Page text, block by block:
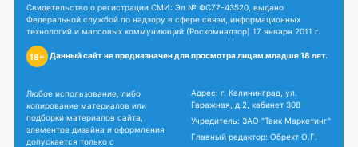
Свидетельство о регистрации СМИ: Эл № ФС77-43520, выдано
Федеральной службой по надзору в сфере связи, информационных
технологий и массовых коммуникаций (Роскомнадзор) 17 января 2011 г.
18+ Данный сайт не предназначен для просмотра лицам младше 18 лет.
Любое использование, либо
копирование материалов или
подборки материалов сайта,
элементов дизайна и оформления
допускается только с
Адрес: г. Калининград, ул.
Гаражная, д.2, кабинет 308
Учредитель: ЗАО "Твик Маркетинг"
Главный редактор: Обрехт О.Г.